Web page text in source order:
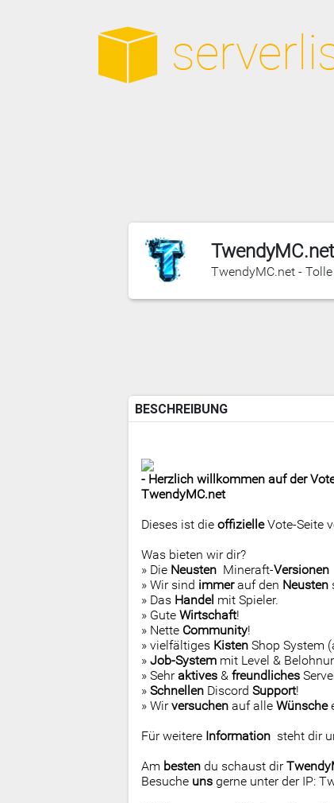
TwendyMC.net -
BESCHREIBUNG
- Herzlich willkommen auf der
TwendyMC.net
Dieses ist die offizielleVote-Seite
Was bieten wir dir?
» Die Neusten Mineraft-Versionen
» Wir sind immerauf den Neusten
» Das Handel mit Spieler.
» Gute Wirtschaft!
» Nette Community!
» vielfältiges Kisten Shop System
» Job-System mit Level &
» Sehraktives & freundliches
» Schnellen Discord Support!
» Wirversuchen auf alle Wünsche
Für weitere Information steht dir
Am besten du schaust dir
Besuche uns gerne unter der IP: